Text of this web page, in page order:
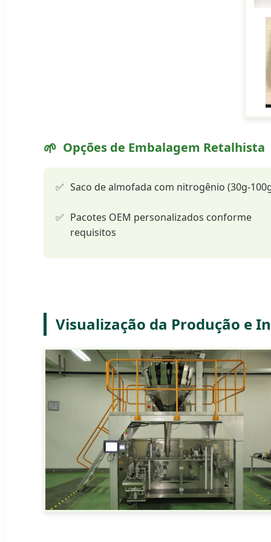
Opções de Embalagem Retalhista
Saco de almofada com nitrogênio (30g-
Pacotes OEM personalizados conforme
requisitos
Visualização da Produção e